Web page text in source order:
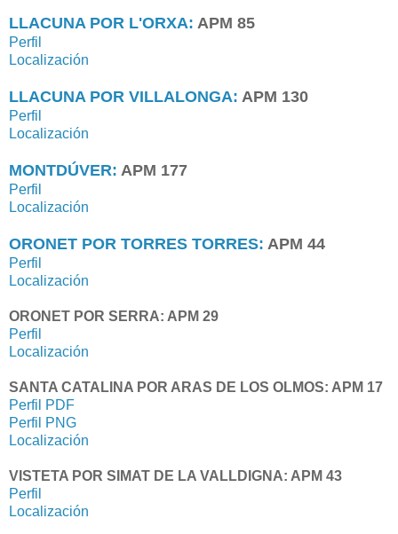
LLACUNA POR L'ORXA: APM 85
Perfil
Localización
LLACUNA POR VILLALONGA: APM 130
Perfil
Localización
MONTDÚVER: APM 177
Perfil
Localización
ORONET POR TORRES TORRES: APM 44
Perfil
Localización
ORONET POR SERRA: APM 29
Perfil
Localización
SANTA CATALINA POR ARAS DE LOS OLMOS: APM 17
Perfil PDF
Perfil PNG
Localización
VISTETA POR SIMAT DE LA VALLDIGNA: APM 43
Perfil
Localización